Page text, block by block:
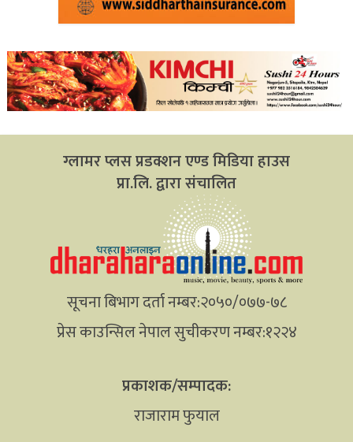
ग्लामर प्लस प्रडक्शन एण्ड मिडिया हाउस
प्रा.लि. द्वारा संचालित
सूचना बिभाग दर्ता नम्बर:२०५०/०७७-७८
प्रेस काउन्सिल नेपाल सुचीकरण नम्बर:१२२४
प्रकाशक/सम्पादक:
राजाराम फुयाल